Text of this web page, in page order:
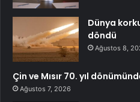
Dünya
döndü
Ağustos 8,
Çin ve Mısır 70. yıl
Ağustos 7, 2026